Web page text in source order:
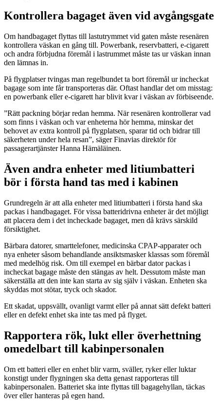
Kontrollera bagaget även vid avgångsgate
Om handbagaget flyttas till lastutrymmet vid gaten måste resenären
kontrollera väskan en gång till. Powerbank, reservbatteri, e-cigarett
och andra förbjudna föremål i lastrummet måste tas ur väskan innan
den lämnas in.
På flygplatser tvingas man regelbundet ta bort föremål ur incheckat
bagage som inte får transporteras där. Oftast handlar det om misstag:
en powerbank eller e-cigarett har blivit kvar i väskan av förbiseende.
”Rätt packning börjar redan hemma. När resenären kontrollerar vad
som finns i väskan och var enheterna hör hemma, minskar det
behovet av extra kontroll på flygplatsen, sparar tid och bidrar till
säkerheten under hela resan”, säger Finavias direktör för
passagerartjänster Hanna Hämäläinen.
Även andra enheter med litiumbatteri
bör i första hand tas med i kabinen
Grundregeln är att alla enheter med litiumbatteri i första hand ska
packas i handbagaget. För vissa batteridrivna enheter är det möjligt
att placera dem i det incheckade bagaget, men då krävs särskild
försiktighet.
Bärbara datorer, smarttelefoner, medicinska CPAP-apparater och
nya enheter såsom behandlande ansiktsmasker klassas som föremål
med medelhög risk. Om till exempel en bärbar dator packas i
incheckat bagage måste den stängas av helt. Dessutom måste man
säkerställa att den inte kan starta av sig själv i väskan. Enheten ska
skyddas mot stötar, tryck och skador.
Ett skadat, uppsvällt, ovanligt varmt eller på annat sätt defekt batteri
eller en defekt enhet ska inte tas med på flyget.
Rapportera rök, lukt eller överhettning
omedelbart till kabinpersonalen
Om ett batteri eller en enhet blir varm, sväller, ryker eller luktar
konstigt under flygningen ska detta genast rapporteras till
kabinpersonalen. Batteriet ska inte flyttas till bagagehyllan, täckas
över eller hanteras på egen hand.